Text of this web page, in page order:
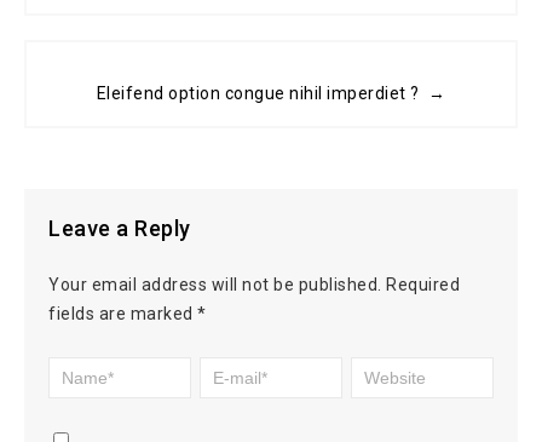
Eleifend option congue nihil imperdiet ? →
Leave a Reply
Your email address will not be published.
Required
fields are marked *